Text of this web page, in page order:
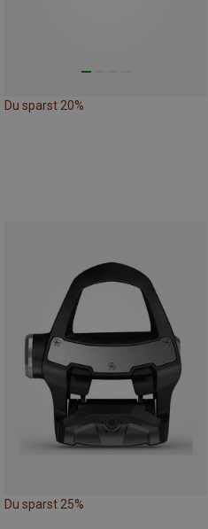
Du sparst 20%
Du sparst 25%